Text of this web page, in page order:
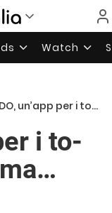
Watch
per i to-do in stile Clear ma… gratuita!
i to-